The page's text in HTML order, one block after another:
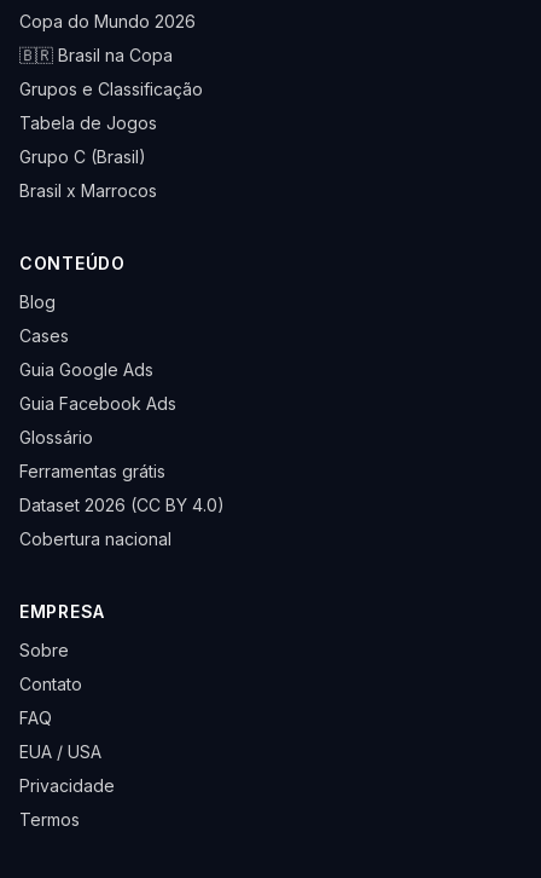
Copa do Mundo 2026
🇧🇷 Brasil na Copa
Grupos e Classificação
Tabela de Jogos
Grupo C (Brasil)
Brasil x Marrocos
CONTEÚDO
Blog
Cases
Guia Google Ads
Guia Facebook Ads
Glossário
Ferramentas grátis
Dataset 2026 (CC BY 4.0)
Cobertura nacional
EMPRESA
Sobre
Contato
FAQ
EUA / USA
Privacidade
Termos